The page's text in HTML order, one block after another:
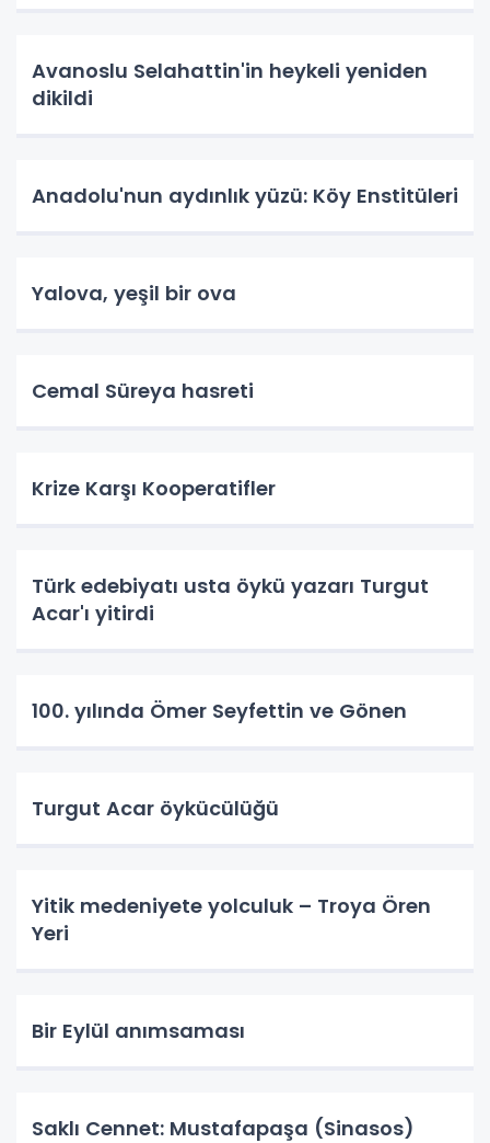
Avanoslu Selahattin'in heykeli yeniden
dikildi
Anadolu'nun aydınlık yüzü: Köy Enstitüleri
Yalova, yeşil bir ova
Cemal Süreya hasreti
Krize Karşı Kooperatifler
Türk edebiyatı usta öykü yazarı Turgut
Acar'ı yitirdi
100. yılında Ömer Seyfettin ve Gönen
Turgut Acar öykücülüğü
Yitik medeniyete yolculuk – Troya Ören
Yeri
Bir Eylül anımsaması
Saklı Cennet: Mustafapaşa (Sinasos)